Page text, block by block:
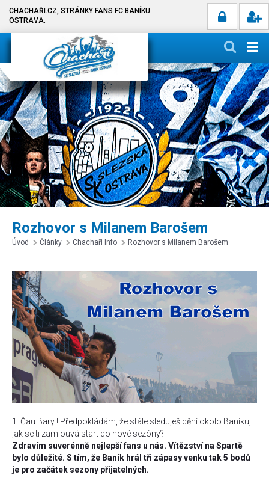
CHACHAŘI.CZ, STRÁNKY FANS FC BANÍKU
OSTRAVA.
Rozhovor s Milanem Barošem
Úvod Články Chachaři Info Rozhovor s Milanem Barošem
1. Čau Bary ! Předpokládám, že stále sleduješ dění okolo Baníku,
jak se ti zamlouvá start do nové sezóny?
Zdravím suverénně nejlepší fans u nás. Vítězství na Spartě
bylo důležité. S tím, že Baník hrál tři zápasy venku tak 5 bodů
je pro začátek sezony přijatelných.